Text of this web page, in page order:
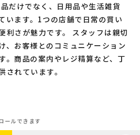
だけでなく、日用品や生活雑貨
います。1つの店舗で日常の買い
利さが魅力です。 スタッフは親切
、お客様とのコミュニケーション
。商品の案内やレジ精算など、丁
されています。